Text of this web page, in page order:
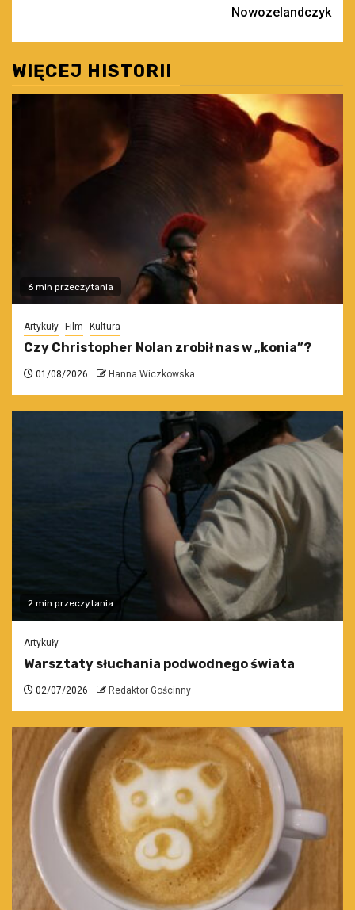
Nowozelandczyk
WIĘCEJ HISTORII
6 min przeczytania
Artykuły Film Kultura
Czy Christopher Nolan zrobił nas w „konia”?
01/08/2026 Hanna Wiczkowska
2 min przeczytania
Artykuły
Warsztaty słuchania podwodnego świata
02/07/2026 Redaktor Gościnny